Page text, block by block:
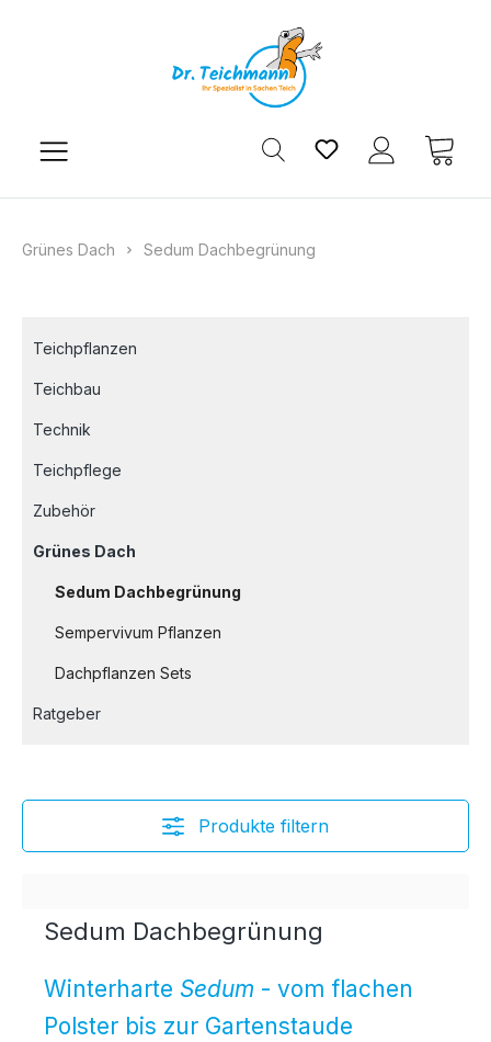
Du hast 0
Grünes Dach Sedum Dachbegrünung
Teichpflanzen
Teichbau
Technik
Teichpflege
Zubehör
Grünes Dach
Sedum Dachbegrünung
Sempervivum Pflanzen
Dachpflanzen Sets
Ratgeber
Produkte filtern
Sedum Dachbegrünung
Winterharte Sedum - vom flachen
Polster bis zur Gartenstaude